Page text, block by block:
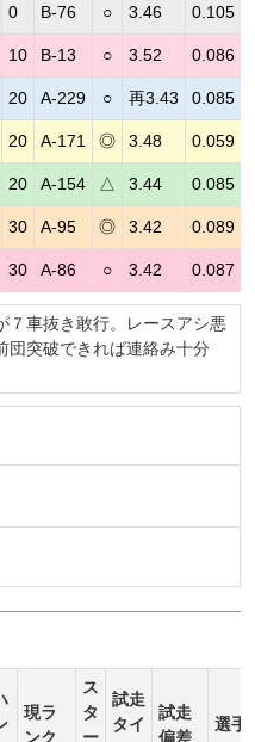
0 B-76 ○ 3.46 0.105
10 B-13 ○ 3.52 0.086
20 A-229 ○ 再3.43 0.085
20 A-171 ◎ 3.48 0.059
20 A-154 △ 3.44 0.085
30 A-95 ◎ 3.42 0.089
30 A-86 ○ 3.42 0.087
７車抜き敢行。レースアシ悪
団突破できれば連絡み十分
現ラ
ンク
ス
タ
ー
試走
タイ
試走
偏差
選手